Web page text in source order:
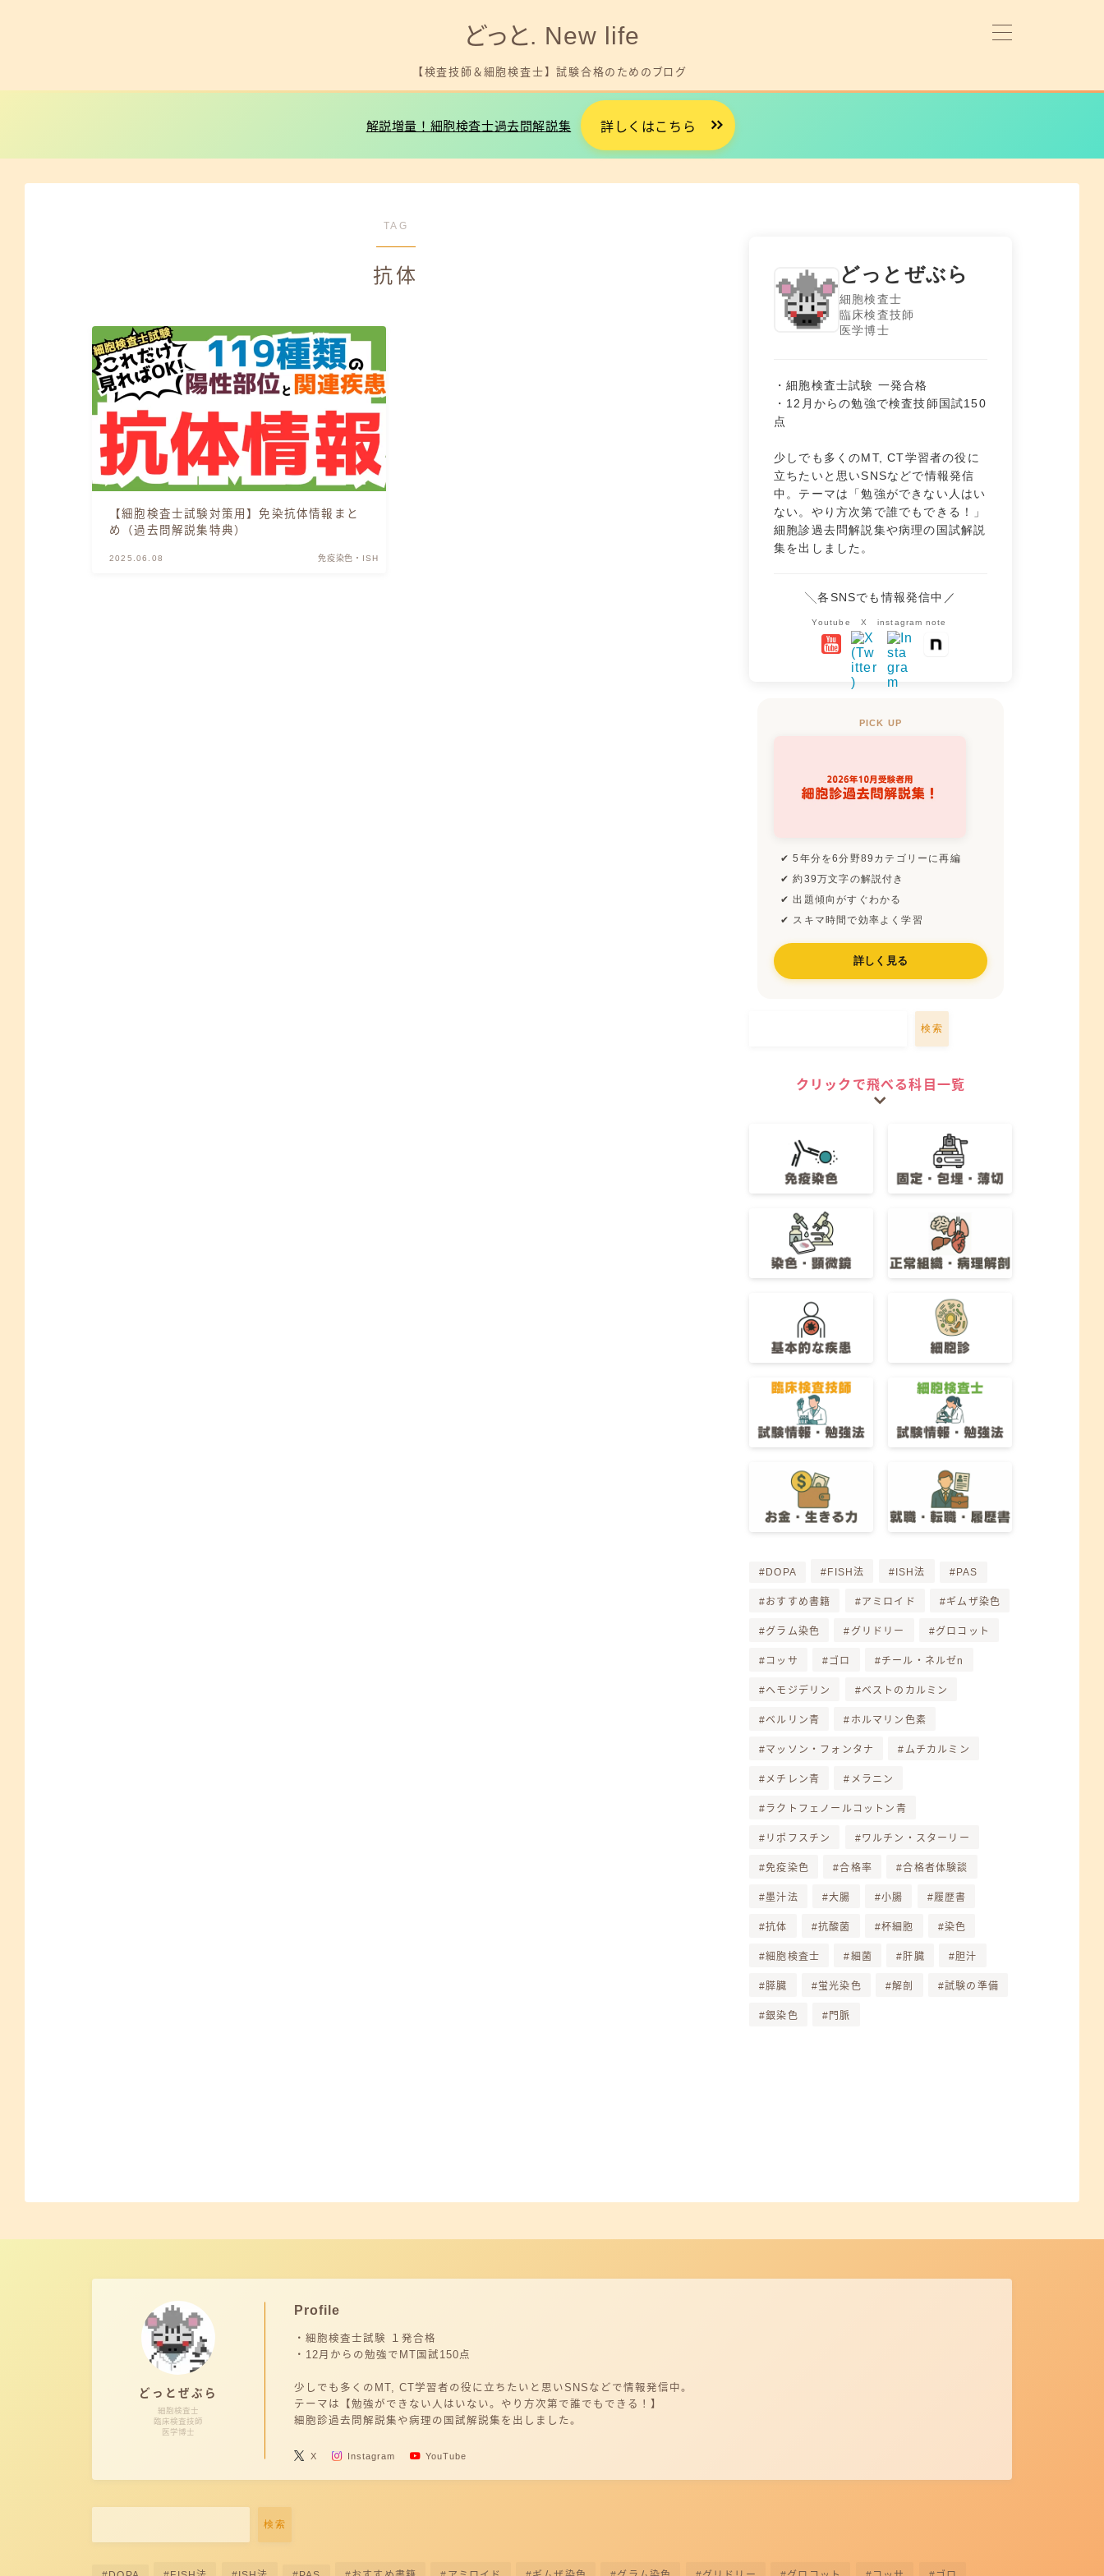
どっと. New life
【検査技師＆細胞検査士】 試験合格のためのブログ
細胞検査士試験を受験する方へ
解説増量！細胞検査士過去問解説集 詳しくはこちら
TAG
抗体
【細胞検査士試験対策用】免染抗体情報まと
め（過去問解説集特典）
2025.06.08 免疫染色・ISH
どっとぜぶら
細胞検査士
臨床検査技師
医学博士
・細胞検査士試験 一発合格
・12月からの勉強で検査技師国試150
点
少しでも多くのMT, CT学習者の役に
立ちたいと思いSNSなどで情報発信
中。テーマは「勉強ができない人はい
ない。やり方次第で誰でもできる！」
細胞診過去問解説集や病理の国試解説
集を出しました。
╲各SNSでも情報発信中／
Youtube X instagram note
PICK UP
✔ 5年分を6分野89カテゴリーに再編
✔ 約39万文字の解説付き
✔ 出題傾向がすぐわかる
✔ スキマ時間で効率よく学習
詳しく見る
検索
クリックで飛べる科目一覧
DOPA FISH法 ISH法 PAS
おすすめ書籍 アミロイド ギムザ染色
グラム染色 グリドリー グロコット
コッサ ゴロ チール・ネルゼn
ヘモジデリン ベストのカルミン
ベルリン青 ホルマリン色素
マッソン・フォンタナ ムチカルミン
メチレン青 メラニン
ラクトフェノールコットン青
リポフスチン ワルチン・スターリー
免疫染色 合格率 合格者体験談
墨汁法 大腸 小腸 履歴書
抗体 抗酸菌 杯細胞 染色
細胞検査士 細菌 肝臓 胆汁
膵臓 蛍光染色 解剖 試験の準備
銀染色 門脈
どっとぜぶら
細胞検査士
臨床検査技師
医学博士
Profile
・細胞検査士試験 １発合格
・12月からの勉強でMT国試150点
少しでも多くのMT, CT学習者の役に立ちたいと思いSNSなどで情報発信中。
テーマは【勉強ができない人はいない。やり方次第で誰でもできる！】
細胞診過去問解説集や病理の国試解説集を出しました。
X Instagram YouTube
検索